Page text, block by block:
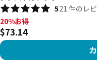
521 件のレ
20%お得, $73.14
20%お得
$73.14